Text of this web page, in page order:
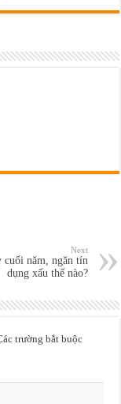
Next
cuối năm, ngăn tín
dụng xấu thế nào?
trường bắt buộc